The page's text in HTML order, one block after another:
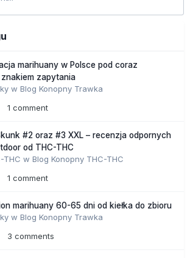
marihuany w Polsce pod coraz
zapytania
w Blog Konopny Trawka
1 comment
#2 oraz #3 XXL – recenzja odpornych
od THC-THC
THC w Blog Konopny THC-THC
1 comment
marihuany 60-65 dni od kiełka do zbioru
w Blog Konopny Trawka
3 comments